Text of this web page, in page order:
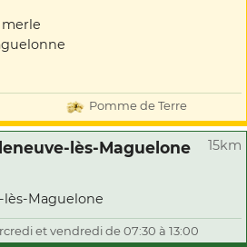
Pomme de Terre
lès-Maguelone 15km
lès-Maguelone
et vendredi de 07:30 à 13:00